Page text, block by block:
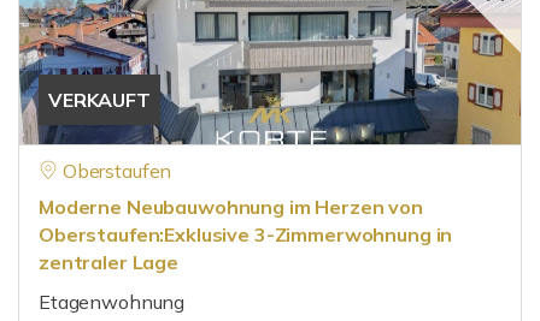
VERKAUFT
Oberstaufen
Moderne Neubauwohnung im Herzen von
Oberstaufen:Exklusive 3-Zimmerwohnung in
zentraler Lage
Etagenwohnung